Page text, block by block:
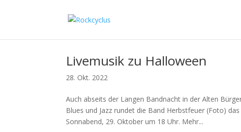
Livemusik zu Halloween
28. Okt. 2022
Auch abseits der Langen Bandnacht in der Alten
Blues und Jazz rundet die Band Herbstfeuer (Foto)
Sonnabend, 29. Oktober um 18 Uhr. Mehr...